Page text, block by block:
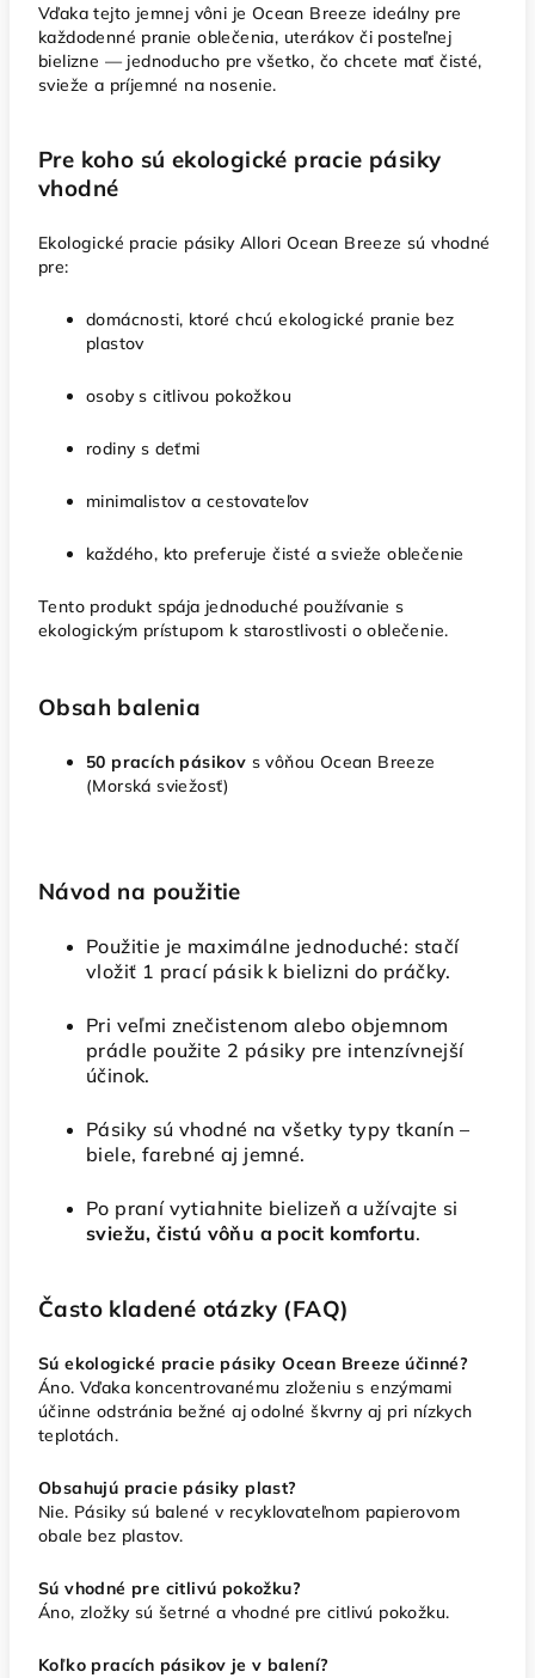
Vďaka tejto jemnej vôni je Ocean Breeze ideálny pre
každodenné pranie oblečenia, uterákov či posteľnej
bielizne — jednoducho pre všetko, čo chcete mať čisté,
svieže a príjemné na nosenie.
Pre koho sú ekologické pracie pásiky
vhodné
Ekologické pracie pásiky Allori Ocean Breeze sú vhodné
pre:
domácnosti, ktoré chcú ekologické pranie bez
plastov
osoby s citlivou pokožkou
rodiny s deťmi
minimalistov a cestovateľov
každého, kto preferuje čisté a svieže oblečenie
Tento produkt spája jednoduché používanie s
ekologickým prístupom k starostlivosti o oblečenie.
Obsah balenia
50 pracích pásikov s vôňou Ocean Breeze
(Morská sviežosť)
Návod na použitie
Použitie je maximálne jednoduché: stačí
vložiť 1 prací pásik k bielizni do práčky.
Pri veľmi znečistenom alebo objemnom
prádle použite 2 pásiky pre intenzívnejší
účinok.
Pásiky sú vhodné na všetky typy tkanín –
biele, farebné aj jemné.
Po praní vytiahnite bielizeň a užívajte si
sviežu, čistú vôňu a pocit komfortu.
Často kladené otázky (FAQ)
Sú ekologické pracie pásiky Ocean Breeze účinné?
Áno. Vďaka koncentrovanému zloženiu s enzýmami
účinne odstránia bežné aj odolné škvrny aj pri nízkych
teplotách.
Obsahujú pracie pásiky plast?
Nie. Pásiky sú balené v recyklovateľnom papierovom
obale bez plastov.
Sú vhodné pre citlivú pokožku?
Áno, zložky sú šetrné a vhodné pre citlivú pokožku.
Koľko pracích pásikov je v balení?